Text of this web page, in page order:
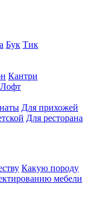
Бук Тик
Кантри
Лофт
Для прихожей
Для ресторана
Какую породу
мебели